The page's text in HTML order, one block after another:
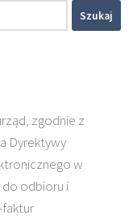
zgodnie z
Dyrektywy
w
odbioru i